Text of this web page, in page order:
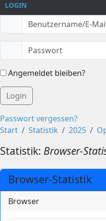
LOGIN
Angemeldet bleiben?
Login
Passwort vergessen?
Start
Statistik 2025
Statistik: Browser-
Browser-Statistik
Browser